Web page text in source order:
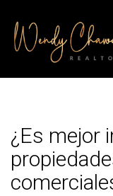
¿Es mejor